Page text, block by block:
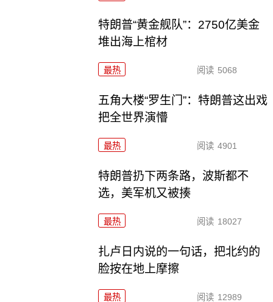
特朗普“黄金舰队”：2750亿美金
堆出海上棺材
最热 阅读 5068
五角大楼“罗生门”：特朗普这出戏
把全世界演懵
最热 阅读 4901
特朗普扔下两条路，波斯都不
选，美军机又被揍
最热 阅读 18027
扎卢日内说的一句话，把北约的
脸按在地上摩擦
最热 阅读 12989